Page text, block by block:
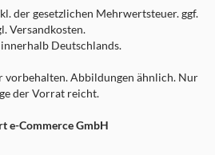
der gesetzlichen Mehrwertsteuer. ggf.
Versandkosten.
Deutschlands.
Abbildungen ähnlich. Nur
der Vorrat reicht.
e-Commerce GmbH